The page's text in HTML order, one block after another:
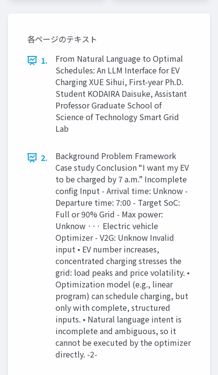
各ページのテキスト
1.
From Natural Language to Optimal
Schedules: An LLM Interface for EV
Charging XUE Sihui, First-year Ph.D.
Student KODAIRA Daisuke, Assistant
Professor Graduate School of
Science of Technology Smart Grid
Lab
2.
Background Problem Framework
Case study Conclusion “I want my EV
to be charged by 7 a.m.” Incomplete
config Input - Arrival time: Unknow -
Departure time: 7:00 - Target SoC:
Full or 90% Grid - Max power:
Unknow ··· Electric vehicle
Optimizer - V2G: Unknow Invalid
input • EV number increases,
concentrated charging stresses the
grid: load peaks and price volatility. •
Optimization model (e.g., linear
program) can schedule charging, but
only with complete, structured
inputs. • Natural language intent is
incomplete and ambiguous, so it
cannot be executed by the optimizer
directly. -2-